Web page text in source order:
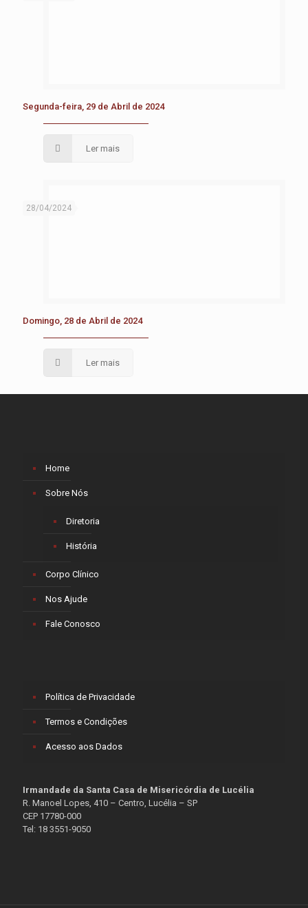
Segunda-feira, 29 de Abril de 2024
Ler mais
28/04/2024
Domingo, 28 de Abril de 2024
Ler mais
Home
Sobre Nós
Diretoria
História
Corpo Clínico
Nos Ajude
Fale Conosco
Política de Privacidade
Termos e Condições
Acesso aos Dados
Irmandade da Santa Casa de Misericórdia de Lucélia
R. Manoel Lopes, 410 – Centro, Lucélia – SP
CEP 17780-000
Tel: 18 3551-9050